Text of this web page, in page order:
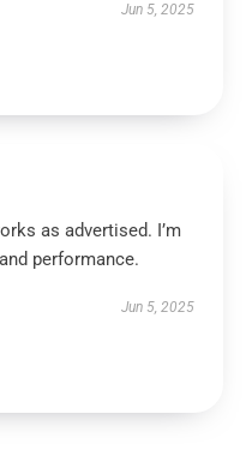
Jun 5, 2025
as advertised. I’m
performance.
Jun 5, 2025